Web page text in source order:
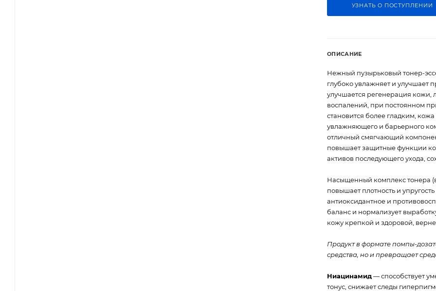
УЗНАТЬ О ПОСТУПЛЕНИИ
ОПИСАНИЕ
Нежный пузырьковый тонер-
глубоко увлажняет и улучшает
улучшается регенерация
воспалений, при постоянном
становится более гладким,
увлажняющего и барьерного
отличный смягчающий
повышает защитные функции
активов последующего ухода,
Насыщенный комплекс тонера
повышает плотность и
антиоксидантное и
баланс и нормализует
кожу крепкой и здоровой,
Продукт в формате помпы-
средства, но и превращает
Ниацинамид— способствует
тонус, снижает следы